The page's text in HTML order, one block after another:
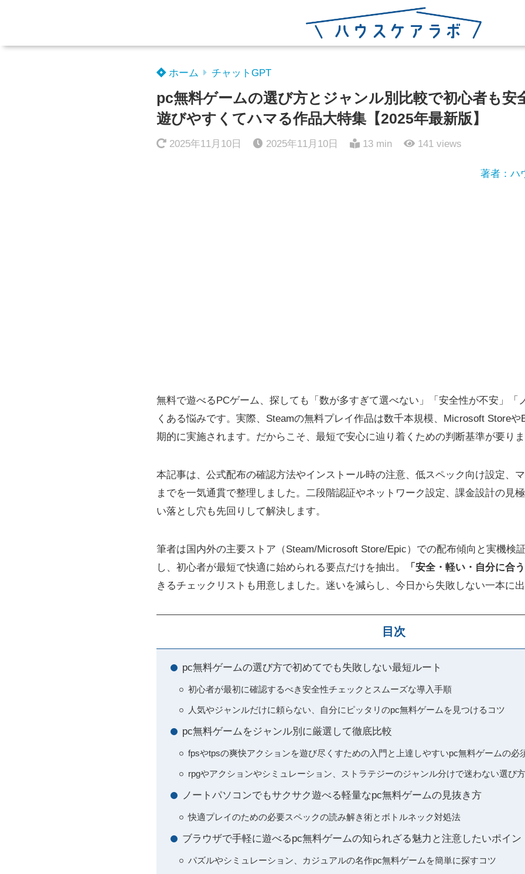
ホーム チャットGPT
pc無料ゲームの選び方とジャンル別比較で初心者も安
遊びやすくてハマる作品大特集【2025年最新版】
2025年11月10日 2025年11月10日 13 min 141 views
著者：ハ
無料で遊べるPCゲーム、探しても「数が多すぎて選べない」「安全性が不安」「
くある悩みです。実際、Steamの無料プレイ作品は数千本規模、Microsoft Store
期的に実施されます。だからこそ、最短で安心に辿り着くための判断基準が要り
本記事は、公式配布の確認方法やインストール時の注意、低スペック向け設定、
までを一気通貫で整理しました。二段階認証やネットワーク設定、課金設計の見
い落とし穴も先回りして解決します。
筆者は国内外の主要ストア（Steam/Microsoft Store/Epic）での配布傾向と実機検
し、初心者が最短で快適に始められる要点だけを抽出。
「安全・軽い・自分に合
きるチェックリストも用意しました。迷いを減らし、今日から失敗しない一本に
目次
pc無料ゲームの選び方で初めてでも失敗しない最短ルート
初心者が最初に確認するべき安全性チェックとスムーズな導入手順
人気やジャンルだけに頼らない、自分にピッタリのpc無料ゲームを見つけるコツ
pc無料ゲームをジャンル別に厳選して徹底比較
fpsやtpsの爽快アクションを遊び尽くすための入門と上達しやすいpc無料ゲームの必
rpgやアクションやシミュレーション、ストラテジーのジャンル分けで迷わない選び方
ノートパソコンでもサクサク遊べる軽量なpc無料ゲームの見抜き方
快適プレイのための必要スペックの読み解き術とボトルネック対処法
ブラウザで手軽に遊べるpc無料ゲームの知られざる魅力と注意したいポイン
パズルやシミュレーション、カジュアルの名作pc無料ゲームを簡単に探すコツ